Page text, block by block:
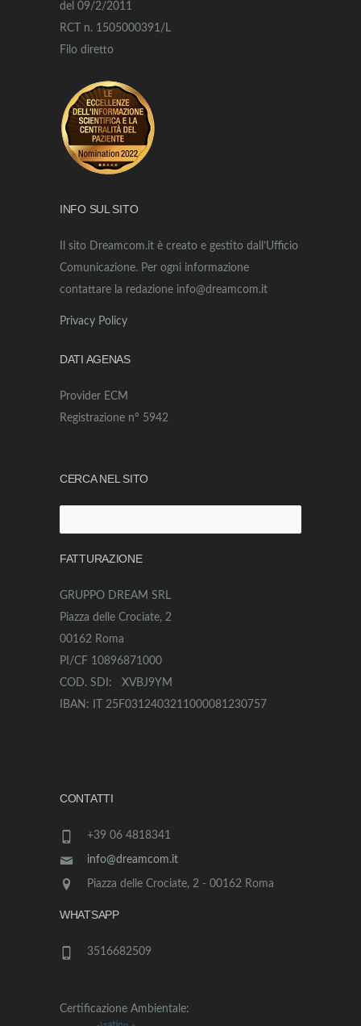
del 09/2/2011
RCT n. 1505000391/L
Filo diretto
INFO SUL SITO
Il sito Dreamcom.it è creato e gestito dall’Ufficio
Comunicazione. Per ogni informazione
contattare la redazione info@dreamcom.it
Privacy Policy
DATI AGENAS
Provider ECM
Registrazione n° 5942
CERCA NEL SITO
per:
FATTURAZIONE
GRUPPO DREAM SRL
Piazza delle Crociate, 2
00162 Roma
PI/CF 10896871000
COD. SDI: XVBJ9YM
IBAN: IT 25F0312403211000081230757
CONTATTI
+39 06 4818341
info@dreamcom.it
Piazza delle Crociate, 2 - 00162 Roma
WHATSAPP
3516682509
Certificazione Ambientale: